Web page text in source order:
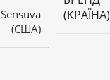
Sensuva
(США)
(КРАЇНА)